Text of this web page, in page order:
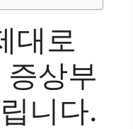
대로
상부
니다.